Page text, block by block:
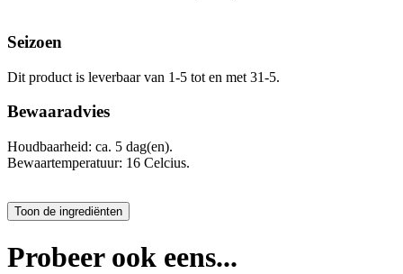
Seizoen
Dit product is leverbaar van 1-5 tot en met 31-5.
Bewaaradvies
Houdbaarheid: ca. 5 dag(en).
Bewaartemperatuur: 16 Celcius.
Probeer ook eens...